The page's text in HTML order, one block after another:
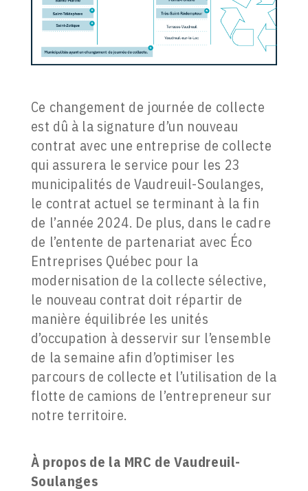
Ce changement de journée de collecte
est dû à la signature d’un nouveau
contrat avec une entreprise de collecte
qui assurera le service pour les 23
municipalités de Vaudreuil-Soulanges,
le contrat actuel se terminant à la fin
de l’année 2024. De plus, dans le cadre
de l’entente de partenariat avec Éco
Entreprises Québec pour la
modernisation de la collecte sélective,
le nouveau contrat doit répartir de
manière équilibrée les unités
d’occupation à desservir sur l’ensemble
de la semaine afin d’optimiser les
parcours de collecte et l’utilisation de la
flotte de camions de l’entrepreneur sur
notre territoire.
À propos de la MRC de Vaudreuil-
Soulanges